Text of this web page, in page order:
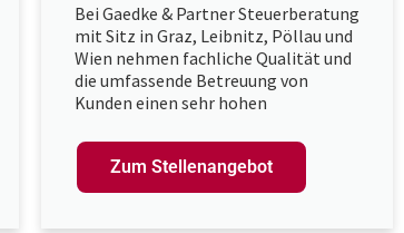
Bei Gaedke & Partner Steuerberatung
mit Sitz in Graz, Leibnitz, Pöllau und
Wien nehmen fachliche Qualität und
die umfassende Betreuung von
Kunden einen sehr hohen
köpfiges Team wollen wir verstärken
und suchen für unsere Standorte
Graz/Leibnitz/Pöllau eine/n
Zum Stellenangebot